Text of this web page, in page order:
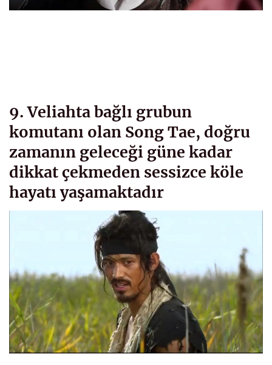
9. Veliahta bağlı grubun
komutanı olan Song Tae, doğru
zamanın geleceği güne kadar
dikkat çekmeden sessizce köle
hayatı yaşamaktadır